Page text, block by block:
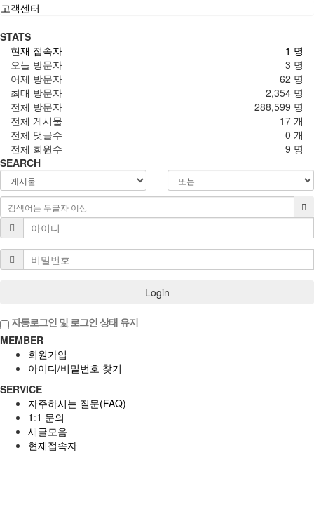
고객센터
STATS
1 명
현재 접속자
3 명
오늘 방문자
62 명
어제 방문자
2,354 명
최대 방문자
288,599 명
전체 방문자
17 개
전체 게시물
0 개
전체 댓글수
9 명
전체 회원수
SEARCH
Login
자동로그인 및 로그인 상태 유지
MEMBER
회원가입
아이디/비밀번호 찾기
SERVICE
자주하시는 질문(FAQ)
1:1 문의
새글모음
현재접속자